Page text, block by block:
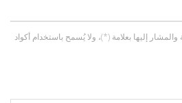
إليها بعلامة (*)، ولا يُسمح باستخدام أكواد